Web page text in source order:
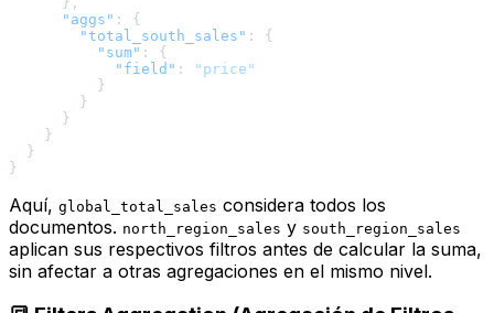
"aggs" :
{
"total_south_sales" :
{
"sum" :
{
"field" :
"price"
}
}
}
}
}
}
Aquí, global_total_sales considera todos los
documentos. north_region_sales y south_region_sales
aplican sus respectivos filtros antes de calcular la suma,
sin afectar a otras agregaciones en el mismo nivel.